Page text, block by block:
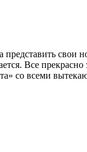
свои
Все прекрасно
со всеми